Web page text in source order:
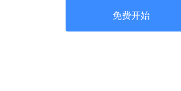
免费开始